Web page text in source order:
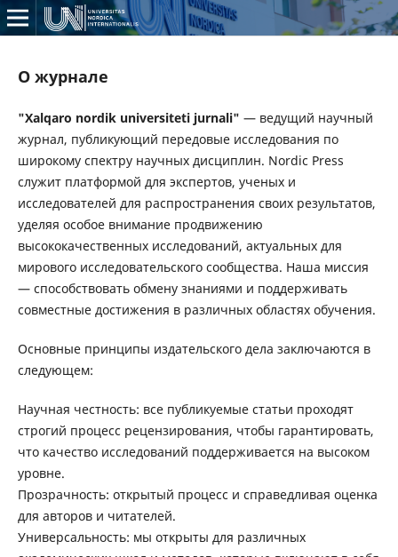
О журнале
"Xalqaro nordik universiteti jurnali" — ведущий научный
журнал, публикующий передовые исследования по
широкому спектру научных дисциплин. Nordic Press
служит платформой для экспертов, ученых и
исследователей для распространения своих результатов,
уделяя особое внимание продвижению
высококачественных исследований, актуальных для
мирового исследовательского сообщества. Наша миссия
— способствовать обмену знаниями и поддерживать
совместные достижения в различных областях обучения.
Основные принципы издательского дела заключаются в
следующем:
Научная честность: все публикуемые статьи проходят
строгий процесс рецензирования, чтобы гарантировать,
что качество исследований поддерживается на высоком
уровне.
Прозрачность: открытый процесс и справедливая оценка
для авторов и читателей.
Универсальность: мы открыты для различных